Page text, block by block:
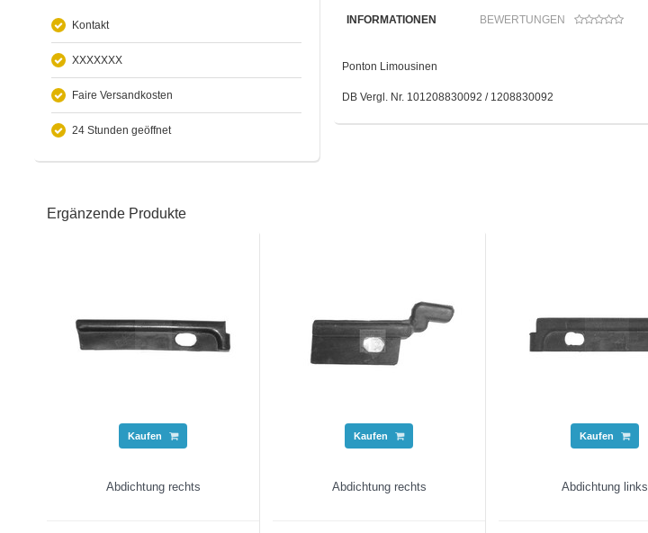
Kontakt
XXXXXXX
Faire Versandkosten
24 Stunden geöffnet
INFORMATIONEN BEWERTUNGEN
Ponton Limousinen
DB Vergl. Nr. 101208830092 / 1208830092
Ergänzende Produkte
Kaufen
Abdichtung rechts
Kaufen
Abdichtung rechts
Kaufen
Abdichtung links